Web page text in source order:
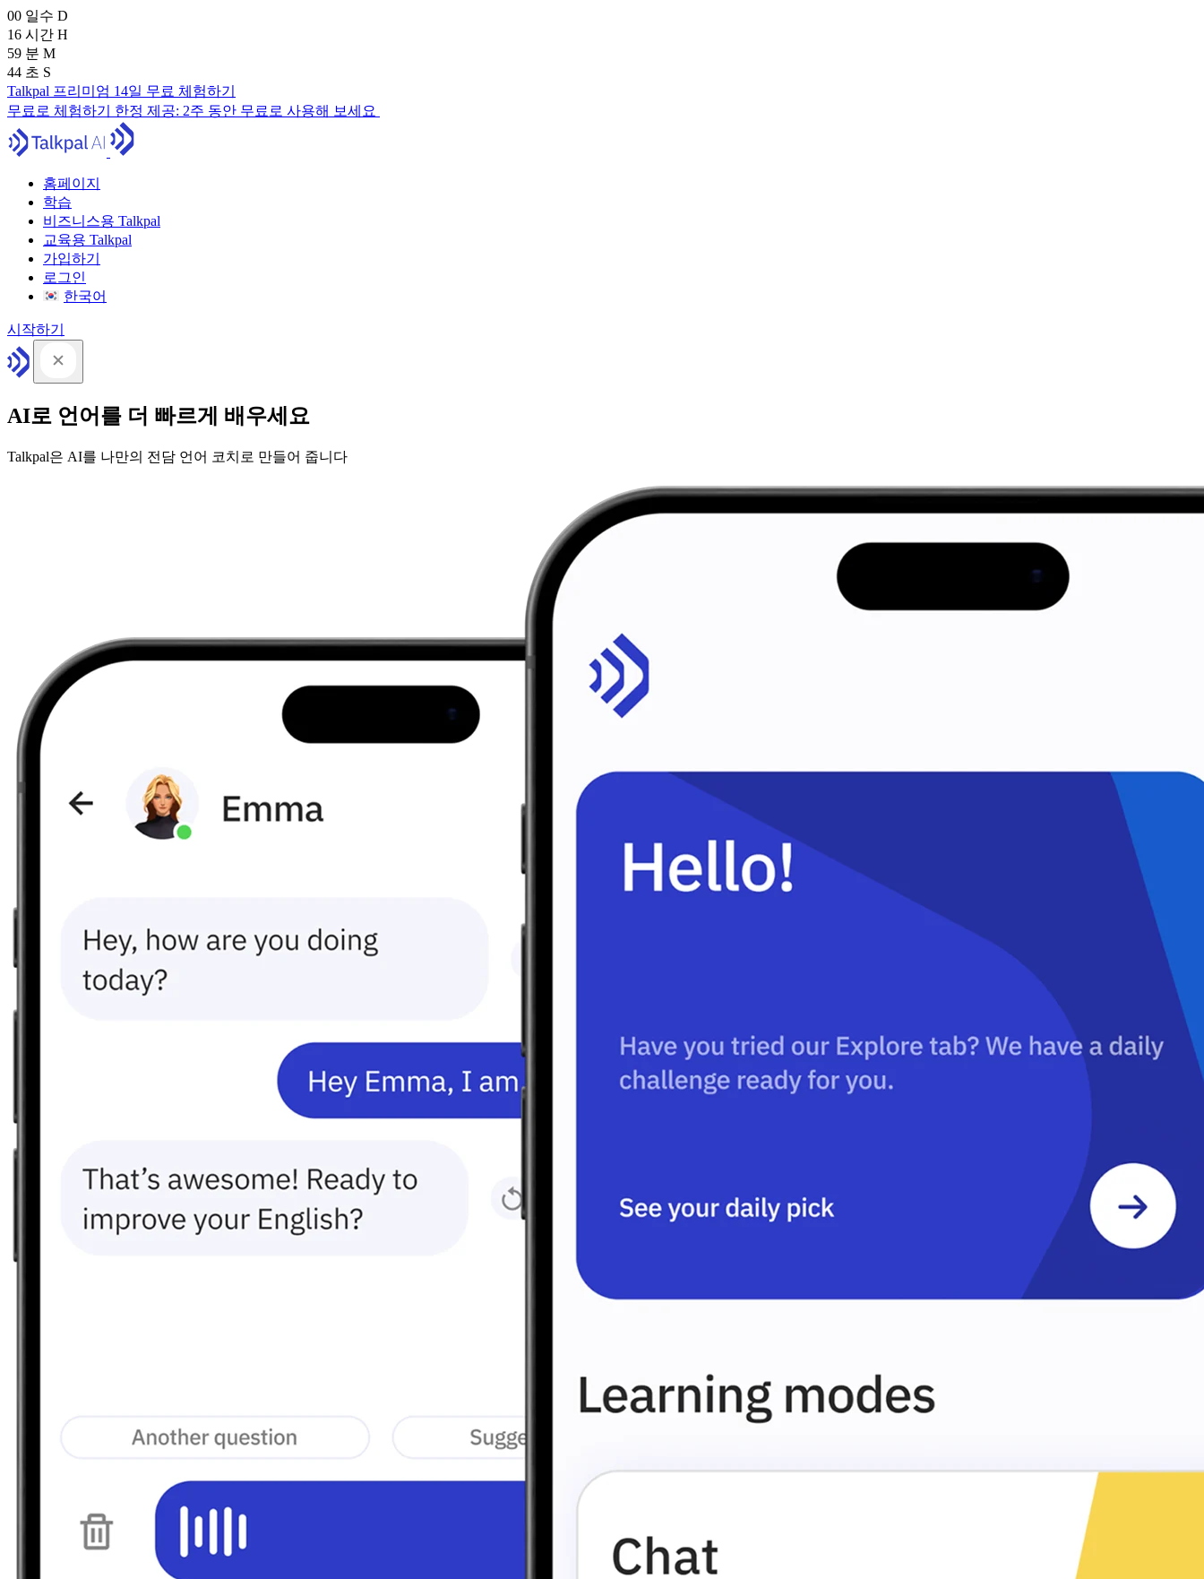
00 일수 D
16 시간 H
59 분 M
43 초 S
Talkpal 프리미엄 14일 무료 체험하기
무료로 체험하기 한정 제공: 2주 동안 무료로 사용해 보세요
홈페이지
학습
비즈니스용 Talkpal
교육용 Talkpal
가입하기
로그인
한국어
시작하기
AI로 언어를 더 빠르게 배우세요
Talkpal은 AI를 나만의 전담 언어 코치로 만들어 줍니다